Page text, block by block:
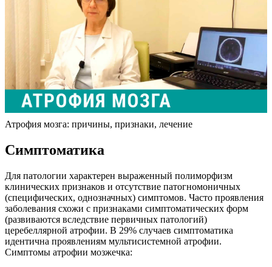
Атрофия мозга: причины, признаки, лечение
Симптоматика
Для патологии характерен выраженный полиморфизм
клинических признаков и отсутствие патогномоничных
(специфических, однозначных) симптомов. Часто проявления
заболевания схожи с признаками симптоматических форм
(развиваются вследствие первичных патологий)
церебеллярной атрофии. В 29% случаев симптоматика
идентична проявлениям мультисистемной атрофии.
Симптомы атрофии мозжечка: